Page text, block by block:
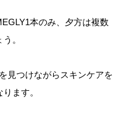
本のみ、夕方は複数
。
見つけながらスキンケアを
ます。